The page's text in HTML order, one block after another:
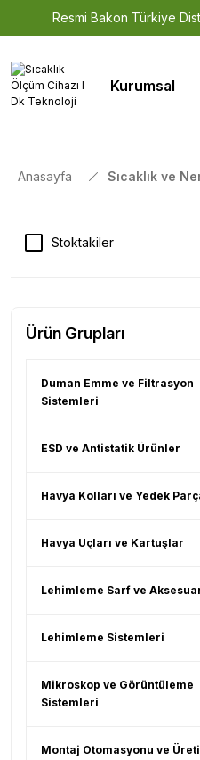
Resmi Bakon Türkiye
Kurumsal
Anasayfa Sıcaklık ve
Stoktakiler
Ürün Grupları
Duman Emme ve Filtrasyon
Sistemleri
ESD ve Antistatik Ürünler
Havya Kolları ve Yedek
Havya Uçları ve Kartuşlar
Lehimleme Sarf ve
Lehimleme Sistemleri
Mikroskop ve Görüntüleme
Sistemleri
Montaj Otomasyonu ve